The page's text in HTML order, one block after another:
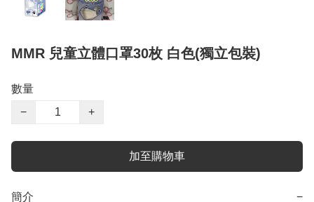
MMR 兒童立體口罩30枚 白色(獨立包裝)
數量
−
+
加至購物車
簡介 −